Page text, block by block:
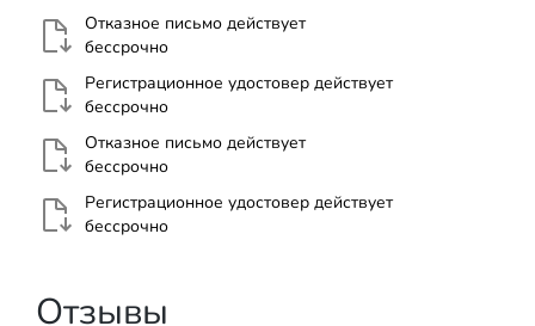
Отказное письмо действует
бессрочно
Регистрационное удостовер действует
бессрочно
Отказное письмо действует
бессрочно
Регистрационное удостовер действует
бессрочно
Отзывы